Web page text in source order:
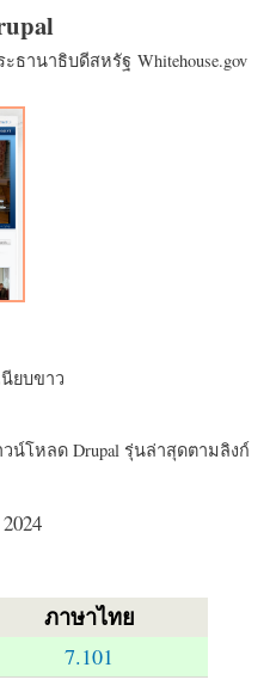
ธานาธิบดีสหรัฐ Whitehouse.gov
ยบขาว
น์โหลด Drupal รุ่นล่าสุดตามลิงก์
ภาษาไทย
7.101